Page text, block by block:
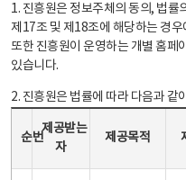
1. 진흥원은 정보주체의 동의, 법률
제17조 및 제18조에 해당하는 경
또한 진흥원이 운영하는 개별 홈페
있습니다.
2. 진흥원은 법률에 따라 다음과 같
순번
제공받는
자
제공목적